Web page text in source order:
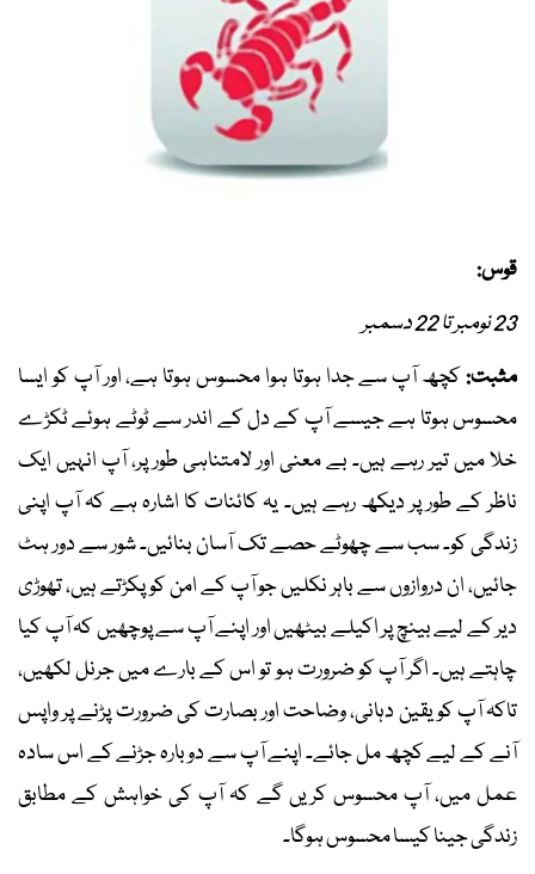
قوس:
23 نومبر تا 22 دسمبر
مثبت:کچھ آپ سے جدا ہوتا ہوا محسوس ہوتا ہے، اور آپ کو ایسا
محسوس ہوتا ہے جیسے آپ کے دل کے اندر سے ٹوٹے ہوئے ٹکڑے
خلا میں تیر رہے ہیں۔ بے معنی اور لامتناہی طور پر، آپ انہیں ایک
ناظر کے طور پر دیکھ رہے ہیں۔ یہ کائنات کا اشارہ ہے کہ آپ اپنی
زندگی کو۔ سب سے چھوٹے حصے تک آسان بنائیں۔ شور سے دور ہٹ
جائیں، ان دروازوں سے باہر نکلیں جو آپ کے امن کو پکڑتے ہیں، تھوڑی
دیر کے لیے بینچ پر اکیلے بیٹھیں اور اپنے آپ سے پوچھیں کہ آپ کیا
چاہتے ہیں۔ اگر آپ کو ضرورت ہو تو اس کے بارے میں جرنل لکھیں،
تاکہ آپ کو یقین دہانی، وضاحت اور بصارت کی ضرورت پڑنے پر واپس
آنے کے لیے کچھ مل جائے۔ اپنے آپ سے دوبارہ جڑنے کے اس سادہ
عمل میں، آپ محسوس کریں گے کہ آپ کی خواہش کے مطابق
زندگی جینا کیسا محسوس ہوگا۔